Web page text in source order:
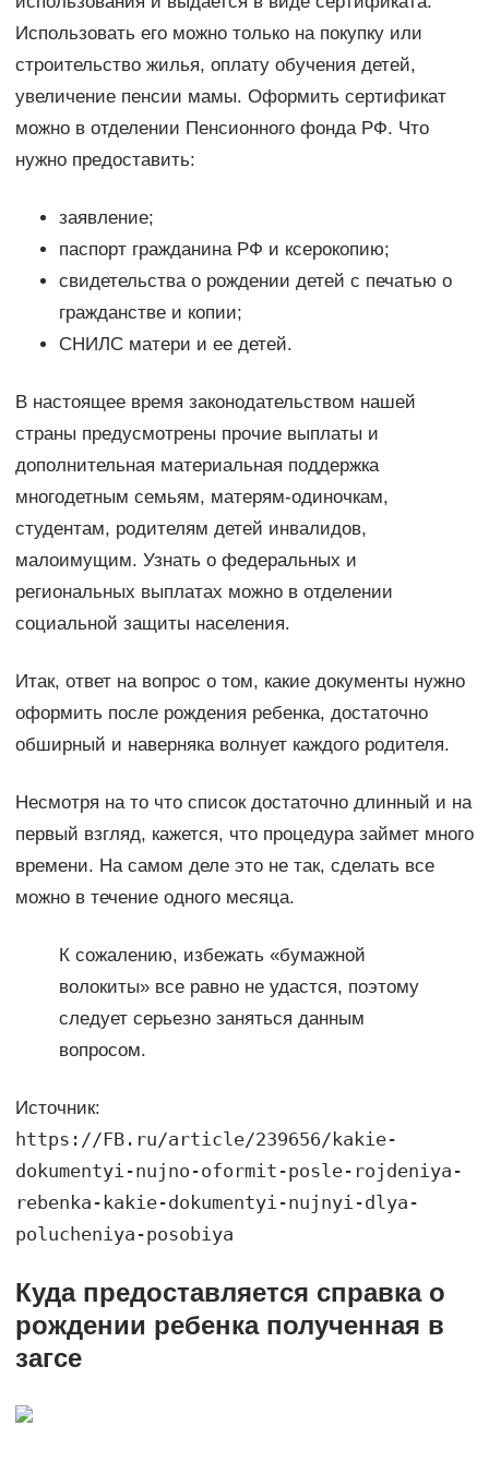
Использовать его можно только на покупку или
строительство жилья, оплату обучения детей,
увеличение пенсии мамы. Оформить сертификат
можно в отделении Пенсионного фонда РФ. Что
нужно предоставить:
заявление;
паспорт гражданина РФ и ксерокопию;
свидетельства о рождении детей с печатью о
гражданстве и копии;
СНИЛС матери и ее детей.
В настоящее время законодательством нашей
страны предусмотрены прочие выплаты и
дополнительная материальная поддержка
многодетным семьям, матерям-одиночкам,
студентам, родителям детей инвалидов,
малоимущим. Узнать о федеральных и
региональных выплатах можно в отделении
социальной защиты населения.
Итак, ответ на вопрос о том, какие документы нужно
оформить после рождения ребенка, достаточно
обширный и наверняка волнует каждого родителя.
Несмотря на то что список достаточно длинный и на
первый взгляд, кажется, что процедура займет много
времени. На самом деле это не так, сделать все
можно в течение одного месяца.
К сожалению, избежать «бумажной
волокиты» все равно не удастся, поэтому
следует серьезно заняться данным
вопросом.
Источник:
https://FB.ru/article/239656/kakie-
dokumentyi-nujno-oformit-posle-rojdeniya-
rebenka-kakie-dokumentyi-nujnyi-dlya-
polucheniya-posobiya
Куда предоставляется справка о
рождении ребенка полученная в
загсе